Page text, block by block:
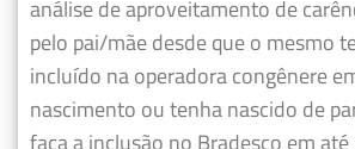
análise de aproveitamento de
pelo pai/mãe desde que o mesmo
incluído na operadora congênere
nascimento ou tenha nascido de
faça a inclusão no Bradesco em